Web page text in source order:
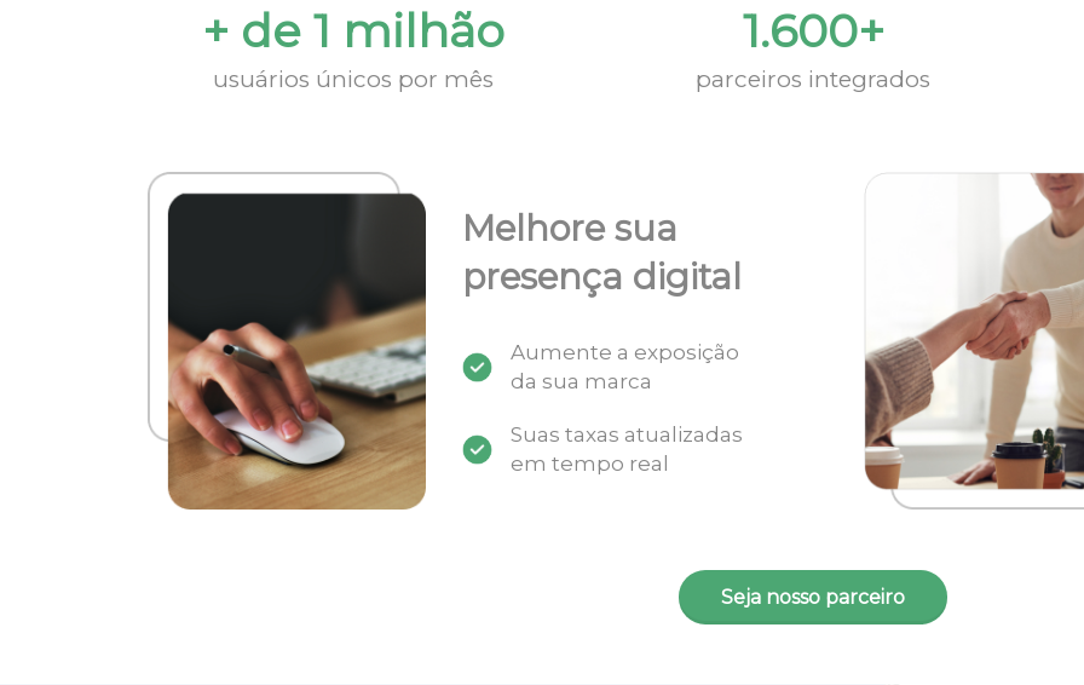
+ de 1 milhão
usuários únicos por mês
1.600+
parceiros integrados
Melhore sua
presença digital
Aumente a exposição
da sua marca
Suas taxas atualizadas
em tempo real
Seja nosso parceiro